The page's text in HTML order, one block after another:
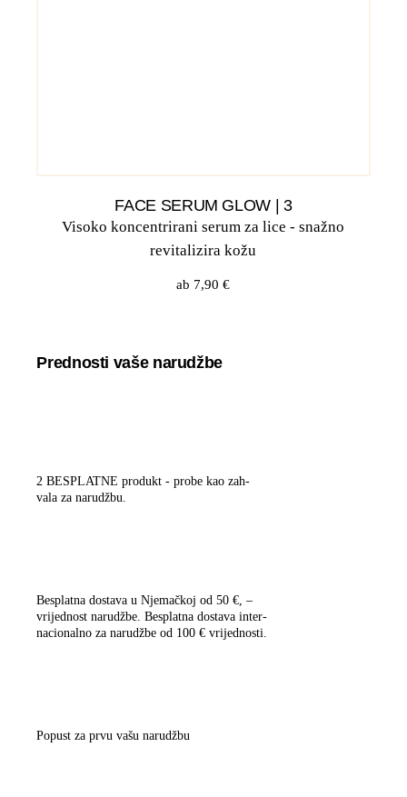
FACE SERUM GLOW | 3
Visoko koncentrirani serum za lice - snažno
revitalizira kožu
ab 7,90€
Prednosti vaše narudžbe
2 BESPLATNE pro­dukt- pro­be kao zah­
va­la za narudžbu.
Bes­plat­na dost­ava u Nje­mač­koj od 50 €, –
vri­jed­nost naru­dž­be. Bes­plat­na dost­ava inter­
na­cio­nal­no za naru­dž­be od 100 € vrijednosti.
Popust za prvu vašu narudžbu